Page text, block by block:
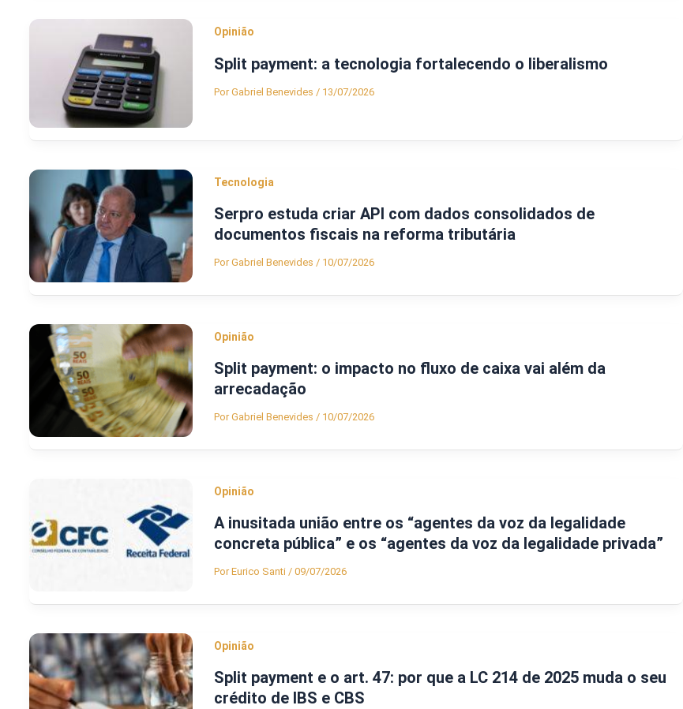
Opinião
Split payment: a tecnologia fortalecendo o liberalismo
PorGabriel Benevides / 13/07/2026
Tecnologia
Serpro estuda criar API com dados consolidados de
documentos fiscais na reforma tributária
PorGabriel Benevides / 10/07/2026
Opinião
Split payment: o impacto no fluxo de caixa vai além da
arrecadação
PorGabriel Benevides / 10/07/2026
Opinião
A inusitada união entre os “agentes da voz da legalidade
concreta pública” e os “agentes da voz da legalidade privada”
PorEurico Santi / 09/07/2026
Opinião
Split payment e o art. 47: por que a LC 214 de 2025 muda o seu
crédito de IBS e CBS